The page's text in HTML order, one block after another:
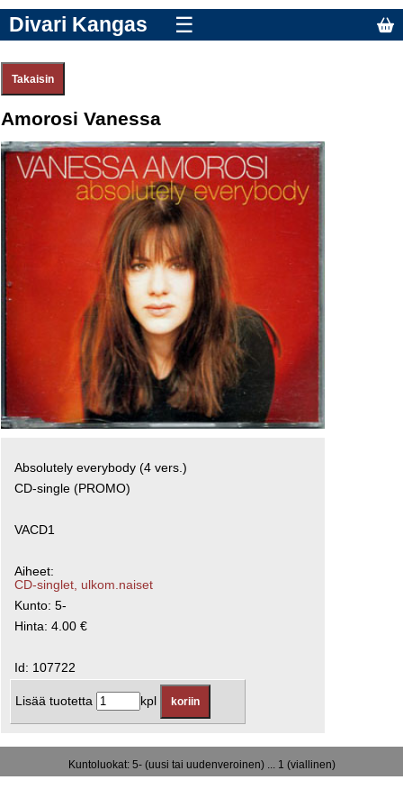
Divari Kangas ☰
Amorosi Vanessa
Absolutely everybody (4 vers.)
CD-single (PROMO)
VACD1
Aiheet:
CD-singlet, ulkom.naiset
Kunto: 5-
Hinta: 4.00 €
Id: 107722
Lisää tuotetta kpl
Kuntoluokat: 5- (uusi tai uudenveroinen) ... 1 (viallinen)